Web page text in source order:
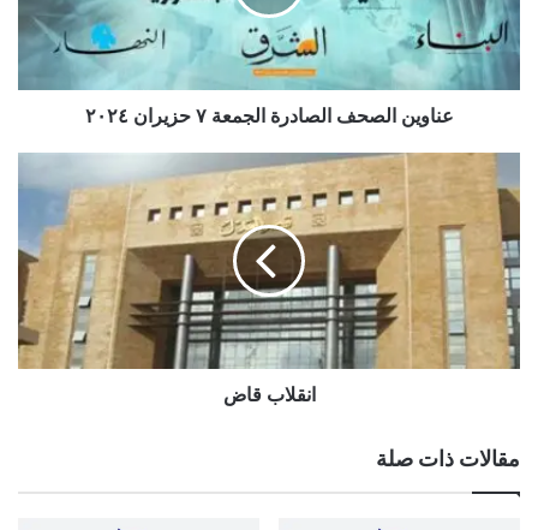
حزيران
٢٠٢٤
عناوين الصحف الصادرة الجمعة ٧ حزيران ٢٠٢٤
قاض
انقلاب قاض
مقالات ذات صلة